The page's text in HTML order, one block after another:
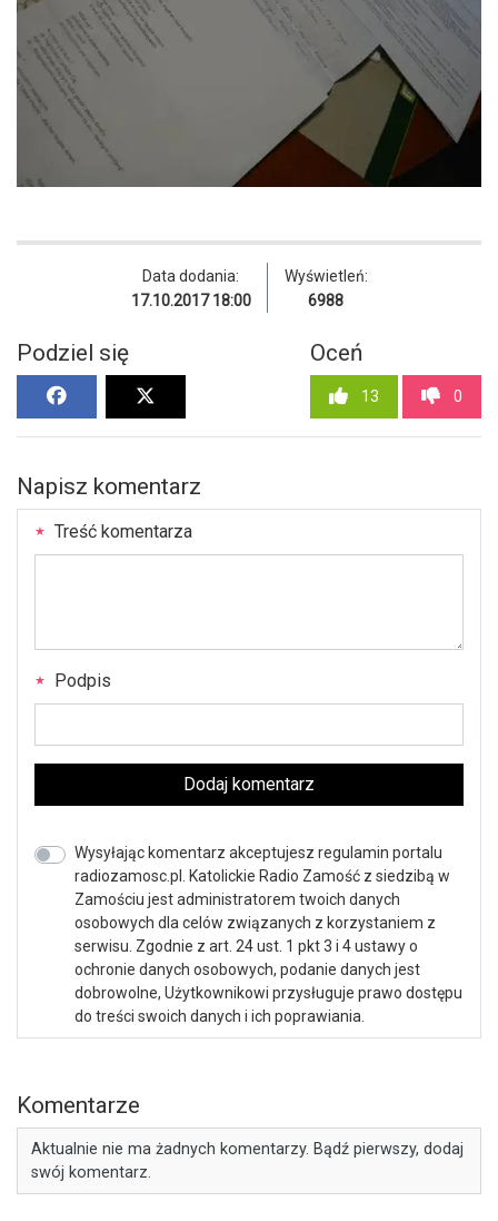
Data dodania:
17.10.2017 18:00
Wyświetleń:
6988
Podziel się Oceń
13 0
Napisz komentarz
Treść komentarza
Podpis
Dodaj komentarz
Wysyłając komentarz akceptujesz regulamin portalu
radiozamosc.pl. Katolickie Radio Zamość z siedzibą w
Zamościu jest administratorem twoich danych
osobowych dla celów związanych z korzystaniem z
serwisu. Zgodnie z art. 24 ust. 1 pkt 3 i 4 ustawy o
ochronie danych osobowych, podanie danych jest
dobrowolne, Użytkownikowi przysługuje prawo dostępu
do treści swoich danych i ich poprawiania.
Komentarze
Aktualnie nie ma żadnych komentarzy. Bądź pierwszy, dodaj
swój komentarz.